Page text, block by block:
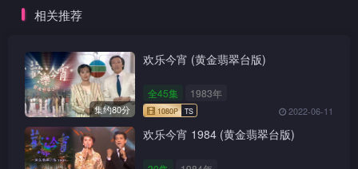
相关推荐
集约80分
欢乐今宵 (黄金翡翠台版)
全45集 1983年
2022-06-11
欢乐今宵 1984 (黄金翡翠台版)